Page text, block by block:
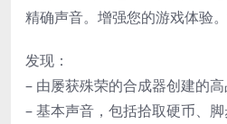
精确声音。增强您的游戏体验
发现：
– 由屡获殊荣的合成器创建的
– 基本声音，包括拾取硬币、